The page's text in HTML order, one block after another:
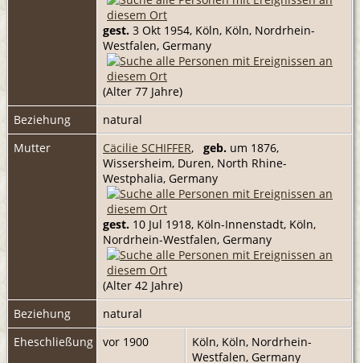
gest. 3 Okt 1954, Köln, Köln, Nordrhein-
Westfalen, Germany
(Alter 77 Jahre)
Beziehung
natural
Mutter
Cäcilie SCHIFFER, geb. um 1876,
Wissersheim, Duren, North Rhine-
Westphalia, Germany
gest. 10 Jul 1918, Köln-Innenstadt, Köln,
Nordrhein-Westfalen, Germany
(Alter 42 Jahre)
Beziehung
natural
Eheschließung
vor 1900
Köln, Köln, Nordrhein-
Westfalen, Germany